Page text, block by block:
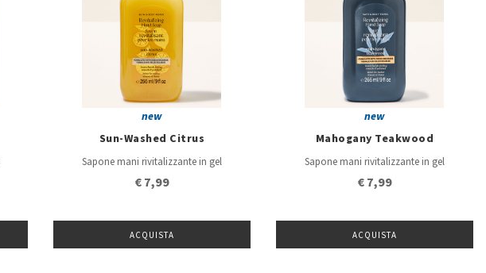
new
Sun-Washed Citrus
Sapone mani rivitalizzante in gel
€ 7,99
ACQUISTA
new
Mahogany Teakwood
Sapone mani rivitalizzante in gel
€ 7,99
ACQUISTA